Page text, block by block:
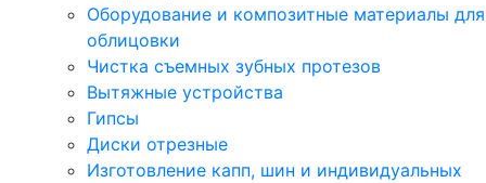
Оборудование и композитные материалы для
облицовки
Чистка съемных зубных протезов
Вытяжные устройства
Гипсы
Диски отрезные
Изготовление капп, шин и индивидуальных